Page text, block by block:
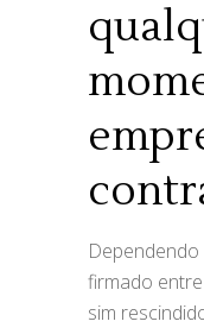
firmado
sim